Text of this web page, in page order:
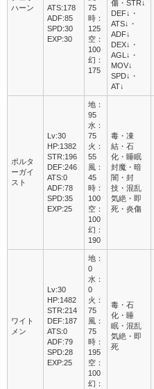
ハーン
ATS:178
ADF:85
SPD:30
EXP:30
75
時：
125
空：
100
幻：
175
傷・STR↓
DEF↓・
ATS↓・
ADF↓
DEX↓・
AGL↓・
MOV↓
SPD↓・
AT↓
ポルタ
ーガイ
スト
Lv:30
HP:1382
STR:196
DEF:246
ATS:0
ADF:78
SPD:35
EXP:25
地：
95
水：
75
火：
55
風：
45
時：
100
空：
100
幻：
190
毒・凍
結・石
化・睡眠
封魔・暗
闇・封
技・混乱
気絶・即
死・炎傷
ワイト
メン
Lv:30
HP:1482
STR:214
DEF:187
ATS:0
ADF:79
SPD:28
EXP:25
地：
0
水：
0
火：
75
風：
75
時：
195
空：
100
幻：
毒・石
化・睡
眠・混乱
気絶・即
死